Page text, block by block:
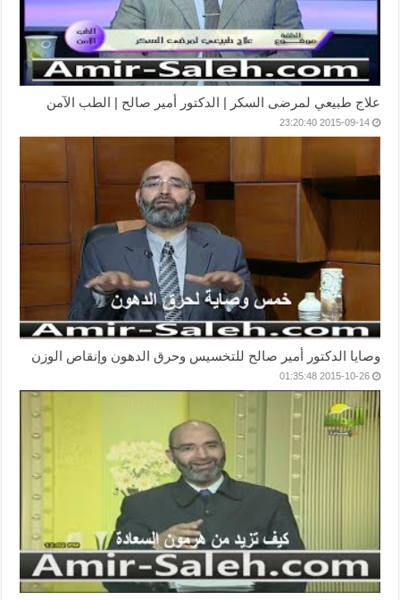
علاج طبيعي لمرضى السكر | الدكتور أمير صالح | الطب الآمن
2015-09-14 23:20:40
وصايا الدكتور أمير صالح للتخسيس وحرق الدهون وإنقاص الوزن
2015-10-26 01:35:48